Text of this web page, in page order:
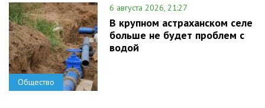
Общество
6 августа 2026, 21:27
В крупном астраханском селе
больше не будет проблем с
водой